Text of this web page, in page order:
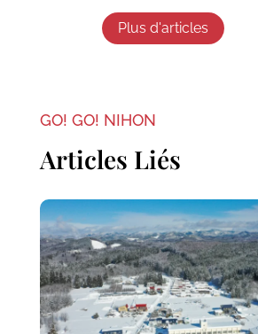
Plus d'articles
GO! GO! NIHON
Articles Liés